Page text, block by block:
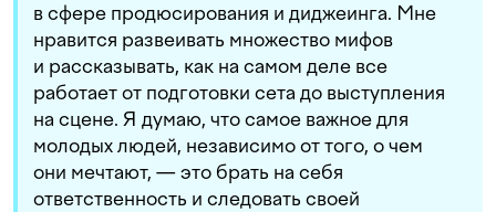
в сфере продюсирования и диджеинга. Мне
нравится развеивать множество мифов
и рассказывать, как на самом деле все
работает от подготовки сета до выступления
на сцене. Я думаю, что самое важное для
молодых людей, независимо от того, о чем
они мечтают, — это брать на себя
ответственность и следовать своей